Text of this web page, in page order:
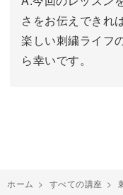
さをお伝えできれ
楽しい刺繍ライフ
ら幸いです。
ホーム > すべての講座 >